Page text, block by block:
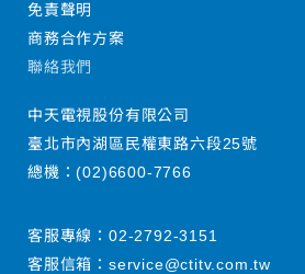
免責聲明
商務合作方案
聯絡我們
中天電視股份有限公司
臺北市內湖區民權東路六段25號
總機：(02)6600-7766
客服專線： 02-2792-3151
客服信箱： service@ctitv.com.tw